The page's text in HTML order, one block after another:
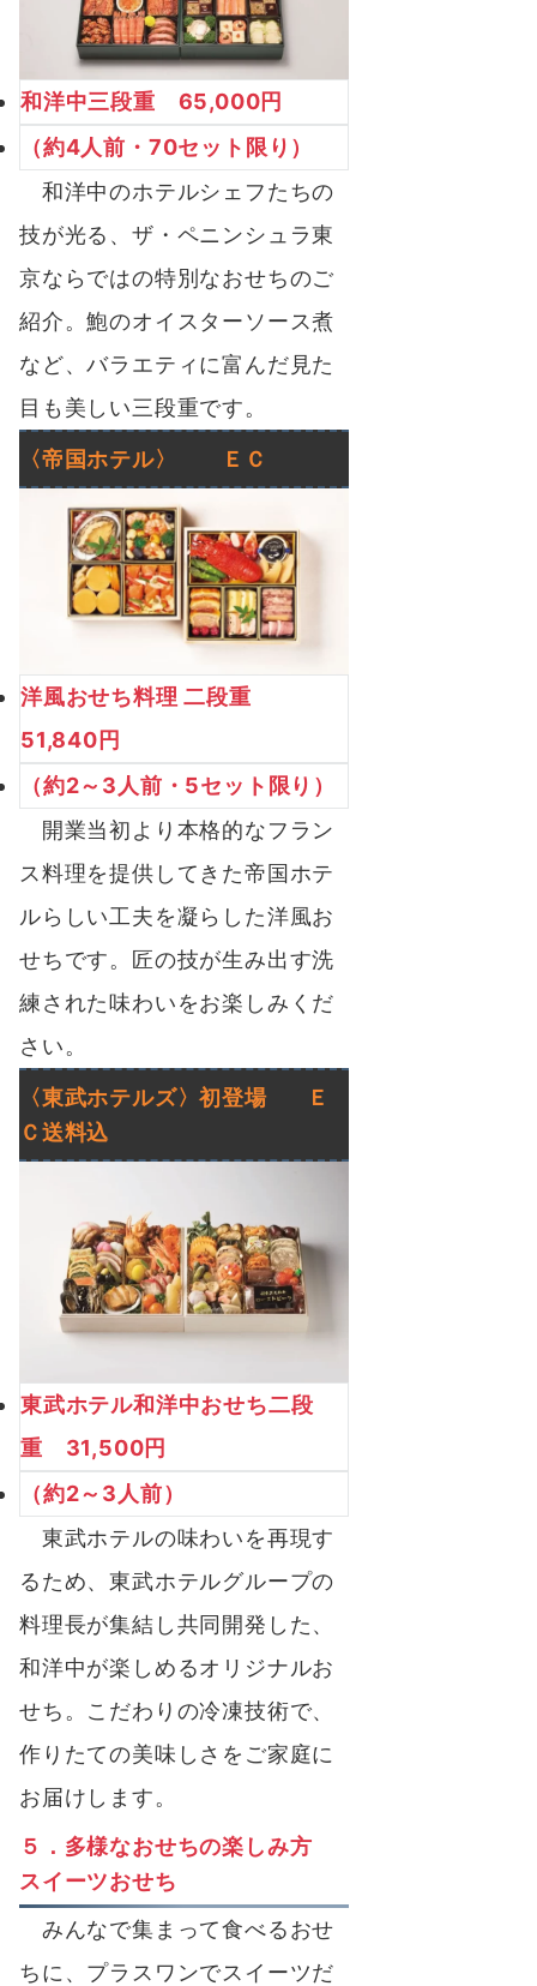
和洋中三段重 65,000円
（約4人前・70セット限り）
和洋中のホテルシェフたちの
技が光る、ザ・ペニンシュラ東
京ならではの特別なおせちのご
紹介。鮑のオイスターソース煮
など、バラエティに富んだ見た
目も美しい三段重です。
〈帝国ホテル〉 ＥＣ
洋風おせち料理 二段重
51,840円
（約2～3人前・5セット限り）
開業当初より本格的なフラン
ス料理を提供してきた帝国ホテ
ルらしい工夫を凝らした洋風お
せちです。匠の技が生み出す洗
練された味わいをお楽しみくだ
さい。
〈東武ホテルズ〉初登場 Ｅ
Ｃ送料込
東武ホテル和洋中おせち二段
重 31,500円
（約2～3人前）
東武ホテルの味わいを再現す
るため、東武ホテルグループの
料理長が集結し共同開発した、
和洋中が楽しめるオリジナルお
せち。こだわりの冷凍技術で、
作りたての美味しさをご家庭に
お届けします。
５．多様なおせちの楽しみ方
スイーツおせち
みんなで集まって食べるおせ
ちに、プラスワンでスイーツだ